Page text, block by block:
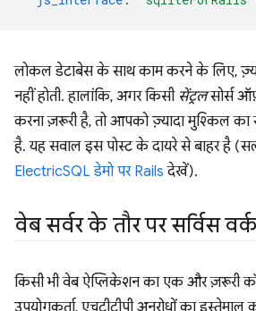
लोकल डेटाबेस के साथ काम करने के लिए,
नहीं होती. हालांकि, अगर किसी सेंट्रलसोर्स
करना ज़रूरी है, तो आपको ज़्यादा मुश्किल का
है. यह सवाल इस पोस्ट के दायरे से बाहर है
ElectricSQL डेमो पर Rails देखें).
वेब सर्वर के तौर पर सर्विस
किसी भी वेब ऐप्लिकेशन का एक और ज़रूरी